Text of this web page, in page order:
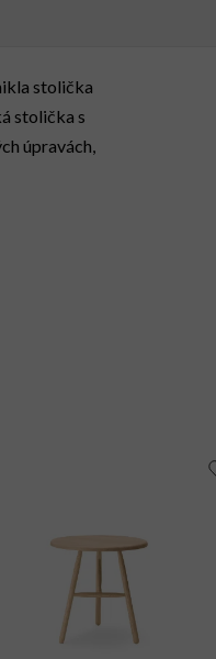
stolička
stolička s
úpravách,